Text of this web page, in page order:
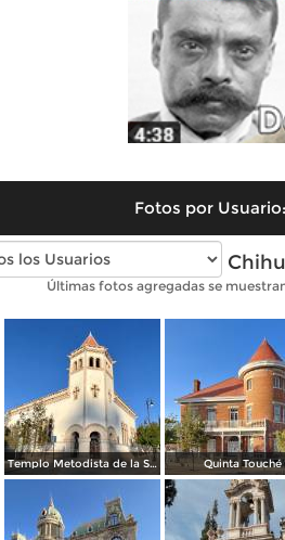
Fotos por Usuario:
Fotos modernas de
Últimas fotos agregadas se
Templo Metodista de la Santísima Trinidad. Quinta Touché